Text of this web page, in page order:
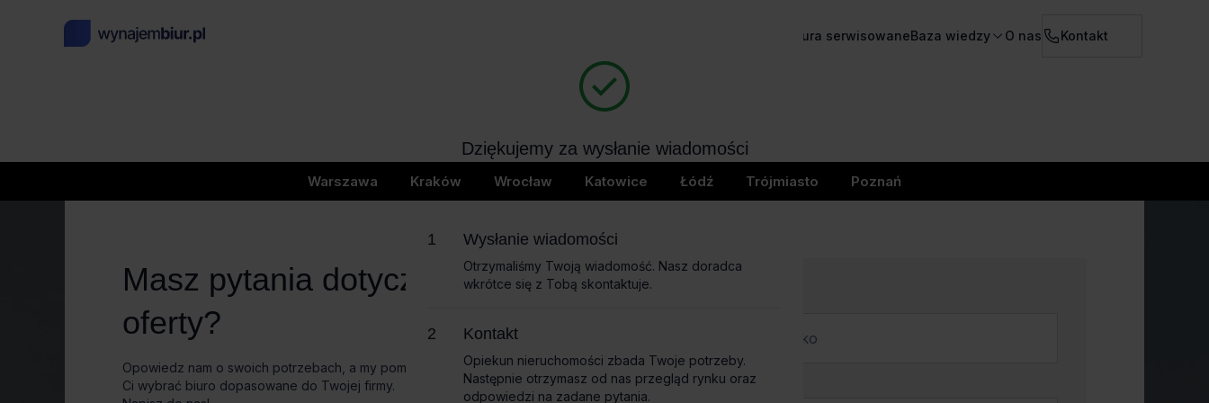
Biura serwisowaneBaza wiedzy O nas Kontakt
404
page not found
Warszawa Kraków Wrocław Katowice Łódź Trójmiasto Poznań
Masz pytania dotyczące
oferty?
Opowiedz nam o swoich potrzebach, a my pomożemy
Ci wybrać biuro dopasowane do Twojej firmy.
Nazwa firmy
Dziękujemy za wysłanie wiadomości
Wkrótce skontaktujemy się z Tobą
Wysłanie wiadomości
Otrzymaliśmy Twoją wiadomość. Nasz doradca
wkrótce się z Tobą skontaktuje.
Kontakt
Opiekun nieruchomości zbada Twoje potrzeby.
Następnie otrzymasz od nas przegląd rynku oraz
odpowiedzi na zadane pytania.